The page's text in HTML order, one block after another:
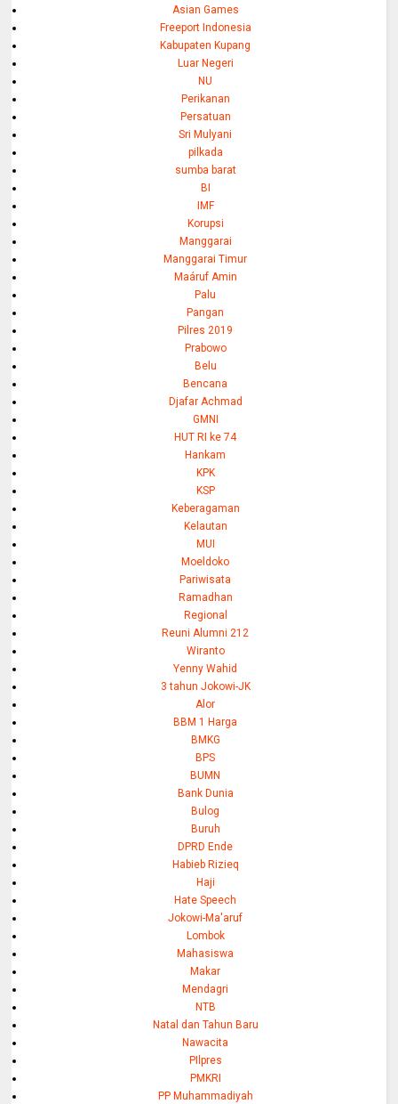
Asian Games
Freeport Indonesia
Kabupaten Kupang
Luar Negeri
NU
Perikanan
Persatuan
Sri Mulyani
pilkada
sumba barat
BI
IMF
Korupsi
Manggarai
Manggarai Timur
Maáruf Amin
Palu
Pangan
Pilres 2019
Prabowo
Belu
Bencana
Djafar Achmad
GMNI
HUT RI ke 74
Hankam
KPK
KSP
Keberagaman
Kelautan
MUI
Moeldoko
Pariwisata
Ramadhan
Regional
Reuni Alumni 212
Wiranto
Yenny Wahid
3 tahun Jokowi-JK
Alor
BBM 1 Harga
BMKG
BPS
BUMN
Bank Dunia
Bulog
Buruh
DPRD Ende
Habieb Rizieq
Haji
Hate Speech
Jokowi-Ma'aruf
Lombok
Mahasiswa
Makar
Mendagri
NTB
Natal dan Tahun Baru
Nawacita
PIlpres
PMKRI
PP Muhammadiyah